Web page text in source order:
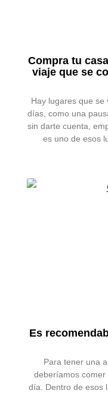
Compra tu
viaje que se
Hay lugares que
días, como una
sin darte cuenta,
es uno de esos
Es
Para tener una
deberíamos
día. Dentro de esos